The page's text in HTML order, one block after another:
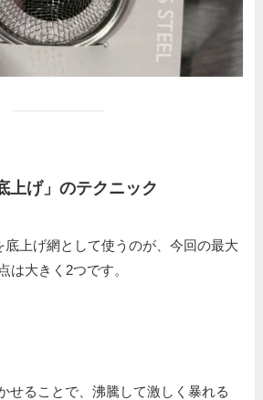
上げ」のテクニック
底上げ網として使うのが、今回の最大
は大きく2つです。
せることで、沸騰して激しく暴れる